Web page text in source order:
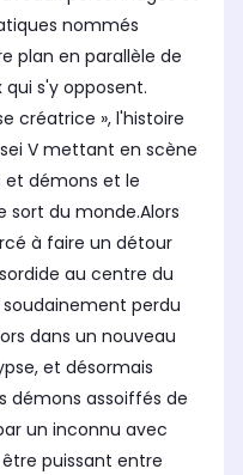
nommés
plan en parallèle de
s'y opposent.
créatrice », l'histoire
V mettant en scène
démons et le
sort du monde.Alors
à faire un détour
au centre du
perdu
dans un nouveau
et désormais
démons assoiffés de
un inconnu avec
puissant entre